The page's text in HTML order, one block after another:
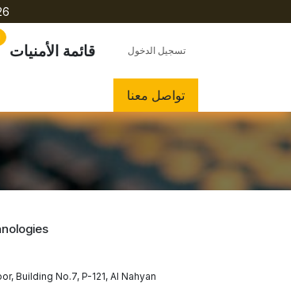
قائمة الأمنيات تسجيل الدخول
تواصل معنا
Building No.7, P-121, Al Nahyan